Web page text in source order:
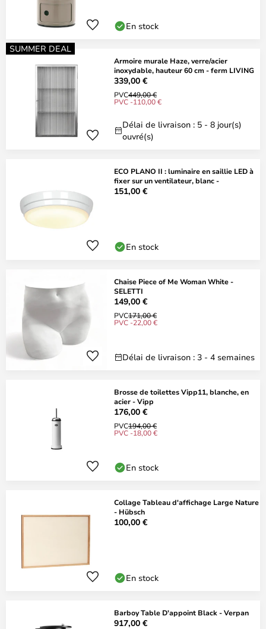
En stock
SUMMER DEAL
Armoire murale Haze, verre/acier
inoxydable, hauteur 60 cm - ferm LIVING
339,00 €
PVC449,00 €
PVC -110,00 €
Délai de livraison : 5 - 8 jour(s)
ouvré(s)
ECO PLANO II : luminaire en saillie LED à
fixer sur un ventilateur, blanc -
151,00 €
En stock
Chaise Piece of Me Woman White -
SELETTI
149,00 €
PVC171,00 €
PVC -22,00 €
Délai de livraison : 3 - 4 semaines
Brosse de toilettes Vipp11, blanche, en
acier - Vipp
176,00 €
PVC194,00 €
PVC -18,00 €
En stock
Collage Tableau d'affichage Large Nature
- Hübsch
100,00 €
En stock
Barboy Table D'appoint Black - Verpan
917,00 €